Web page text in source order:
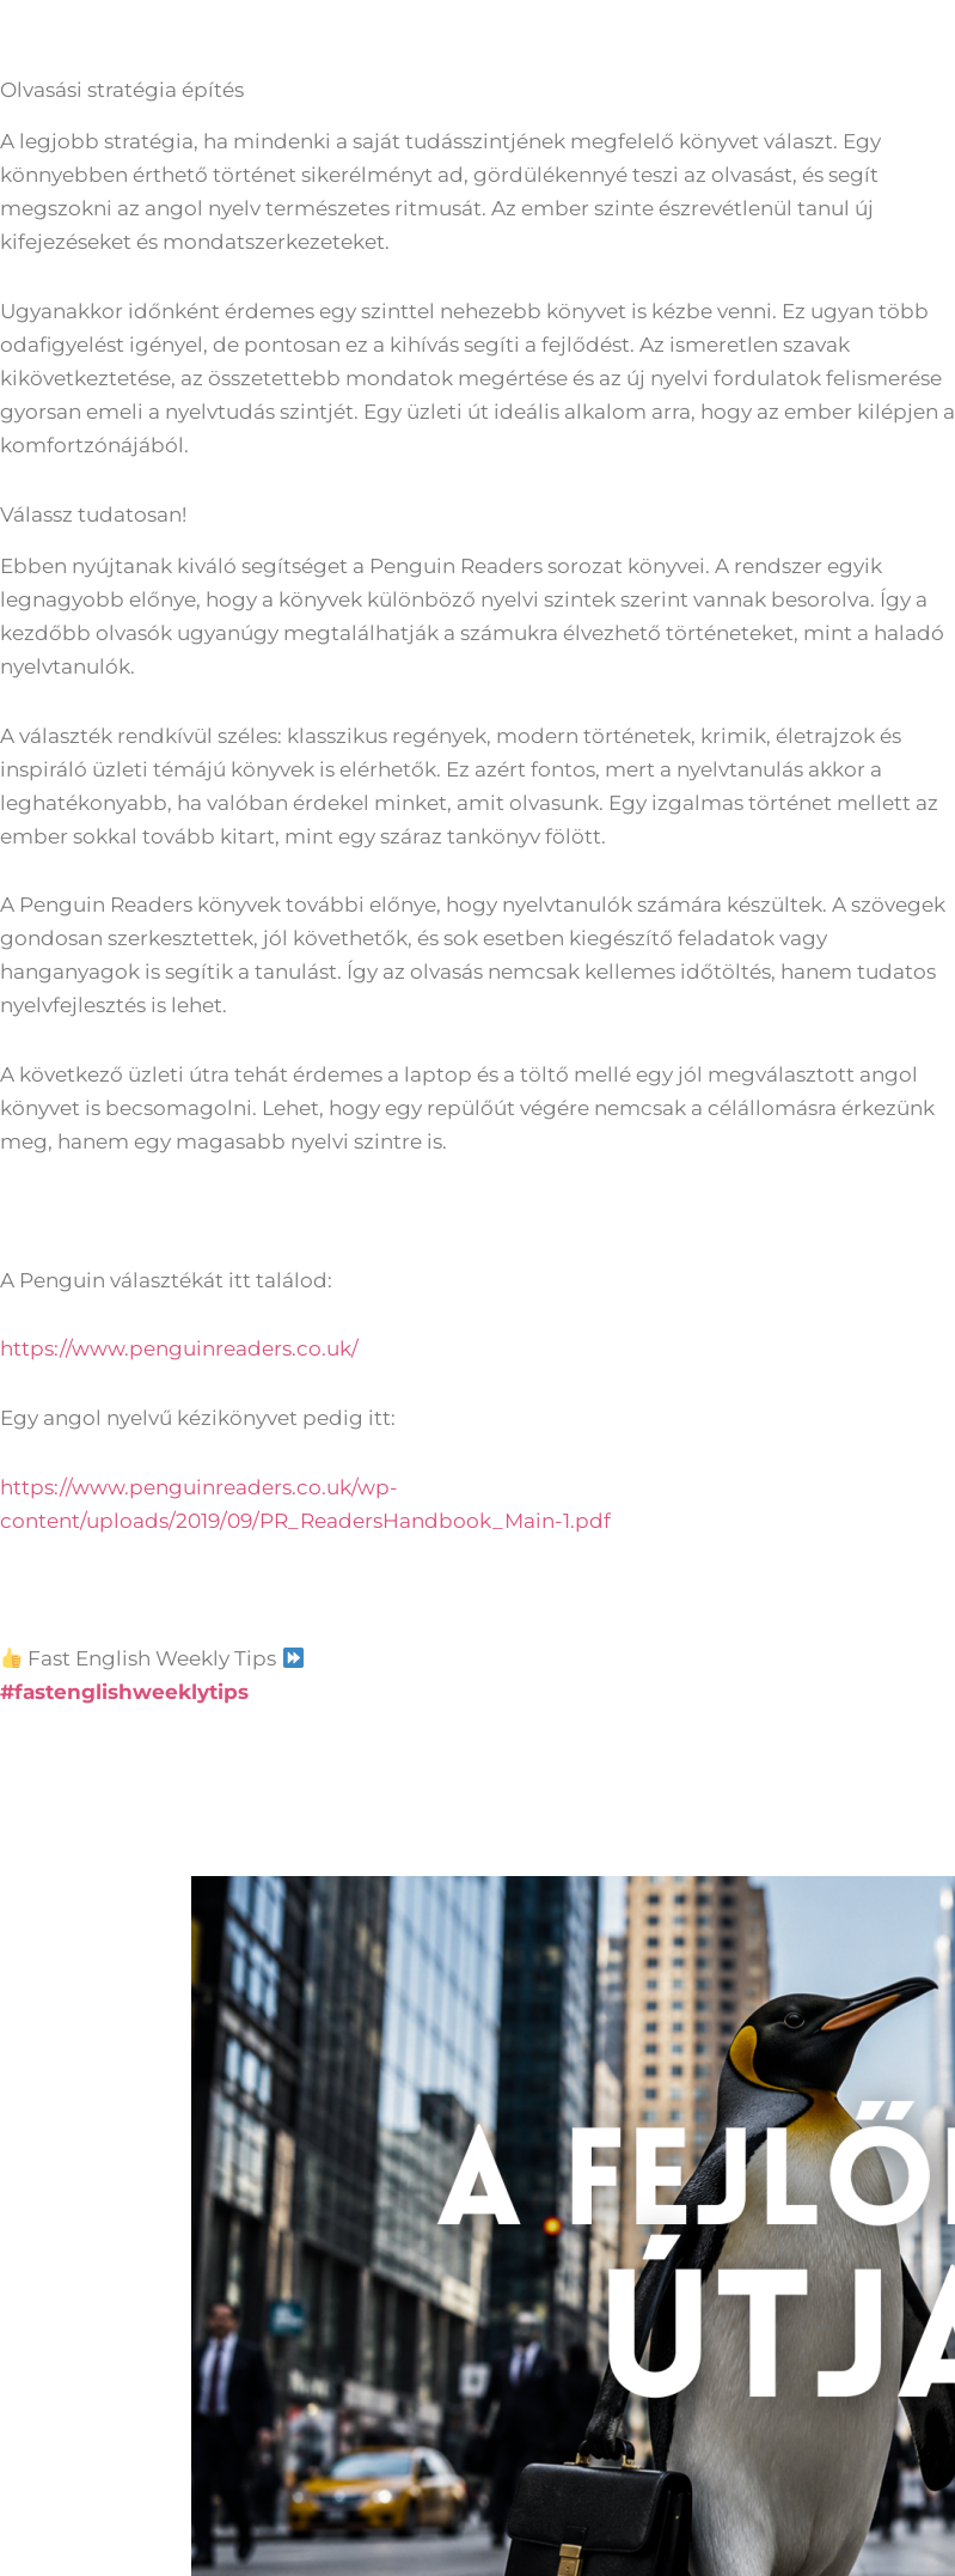
Olvasási stratégia építés
A legjobb stratégia, ha mindenki a saját tudásszintjének megfelelő könyvet választ. Egy
könnyebben érthető történet sikerélményt ad, gördülékennyé teszi az olvasást, és segít
megszokni az angol nyelv természetes ritmusát. Az ember szinte észrevétlenül tanul új
kifejezéseket és mondatszerkezeteket.
Ugyanakkor időnként érdemes egy szinttel nehezebb könyvet is kézbe venni. Ez ugyan több
odafigyelést igényel, de pontosan ez a kihívás segíti a fejlődést. Az ismeretlen szavak
kikövetkeztetése, az összetettebb mondatok megértése és az új nyelvi fordulatok felismerése
gyorsan emeli a nyelvtudás szintjét. Egy üzleti út ideális alkalom arra, hogy az ember kilépjen a
komfortzónájából.
Válassz tudatosan!
Ebben nyújtanak kiváló segítséget a Penguin Readers sorozat könyvei. A rendszer egyik
legnagyobb előnye, hogy a könyvek különböző nyelvi szintek szerint vannak besorolva. Így a
kezdőbb olvasók ugyanúgy megtalálhatják a számukra élvezhető történeteket, mint a haladó
nyelvtanulók.
A választék rendkívül széles: klasszikus regények, modern történetek, krimik, életrajzok és
inspiráló üzleti témájú könyvek is elérhetők. Ez azért fontos, mert a nyelvtanulás akkor a
leghatékonyabb, ha valóban érdekel minket, amit olvasunk. Egy izgalmas történet mellett az
ember sokkal tovább kitart, mint egy száraz tankönyv fölött.
A Penguin Readers könyvek további előnye, hogy nyelvtanulók számára készültek. A szövegek
gondosan szerkesztettek, jól követhetők, és sok esetben kiegészítő feladatok vagy
hanganyagok is segítik a tanulást. Így az olvasás nemcsak kellemes időtöltés, hanem tudatos
nyelvfejlesztés is lehet.
A következő üzleti útra tehát érdemes a laptop és a töltő mellé egy jól megválasztott angol
könyvet is becsomagolni. Lehet, hogy egy repülőút végére nemcsak a célállomásra érkezünk
meg, hanem egy magasabb nyelvi szintre is.
A Penguin választékát itt találod:
https://www.penguinreaders.co.uk/
Egy angol nyelvű kézikönyvet pedig itt:
https://www.penguinreaders.co.uk/wp-
content/uploads/2019/09/PR_ReadersHandbook_Main-1.pdf
Fast English Weekly Tips
#fastenglishweeklytips